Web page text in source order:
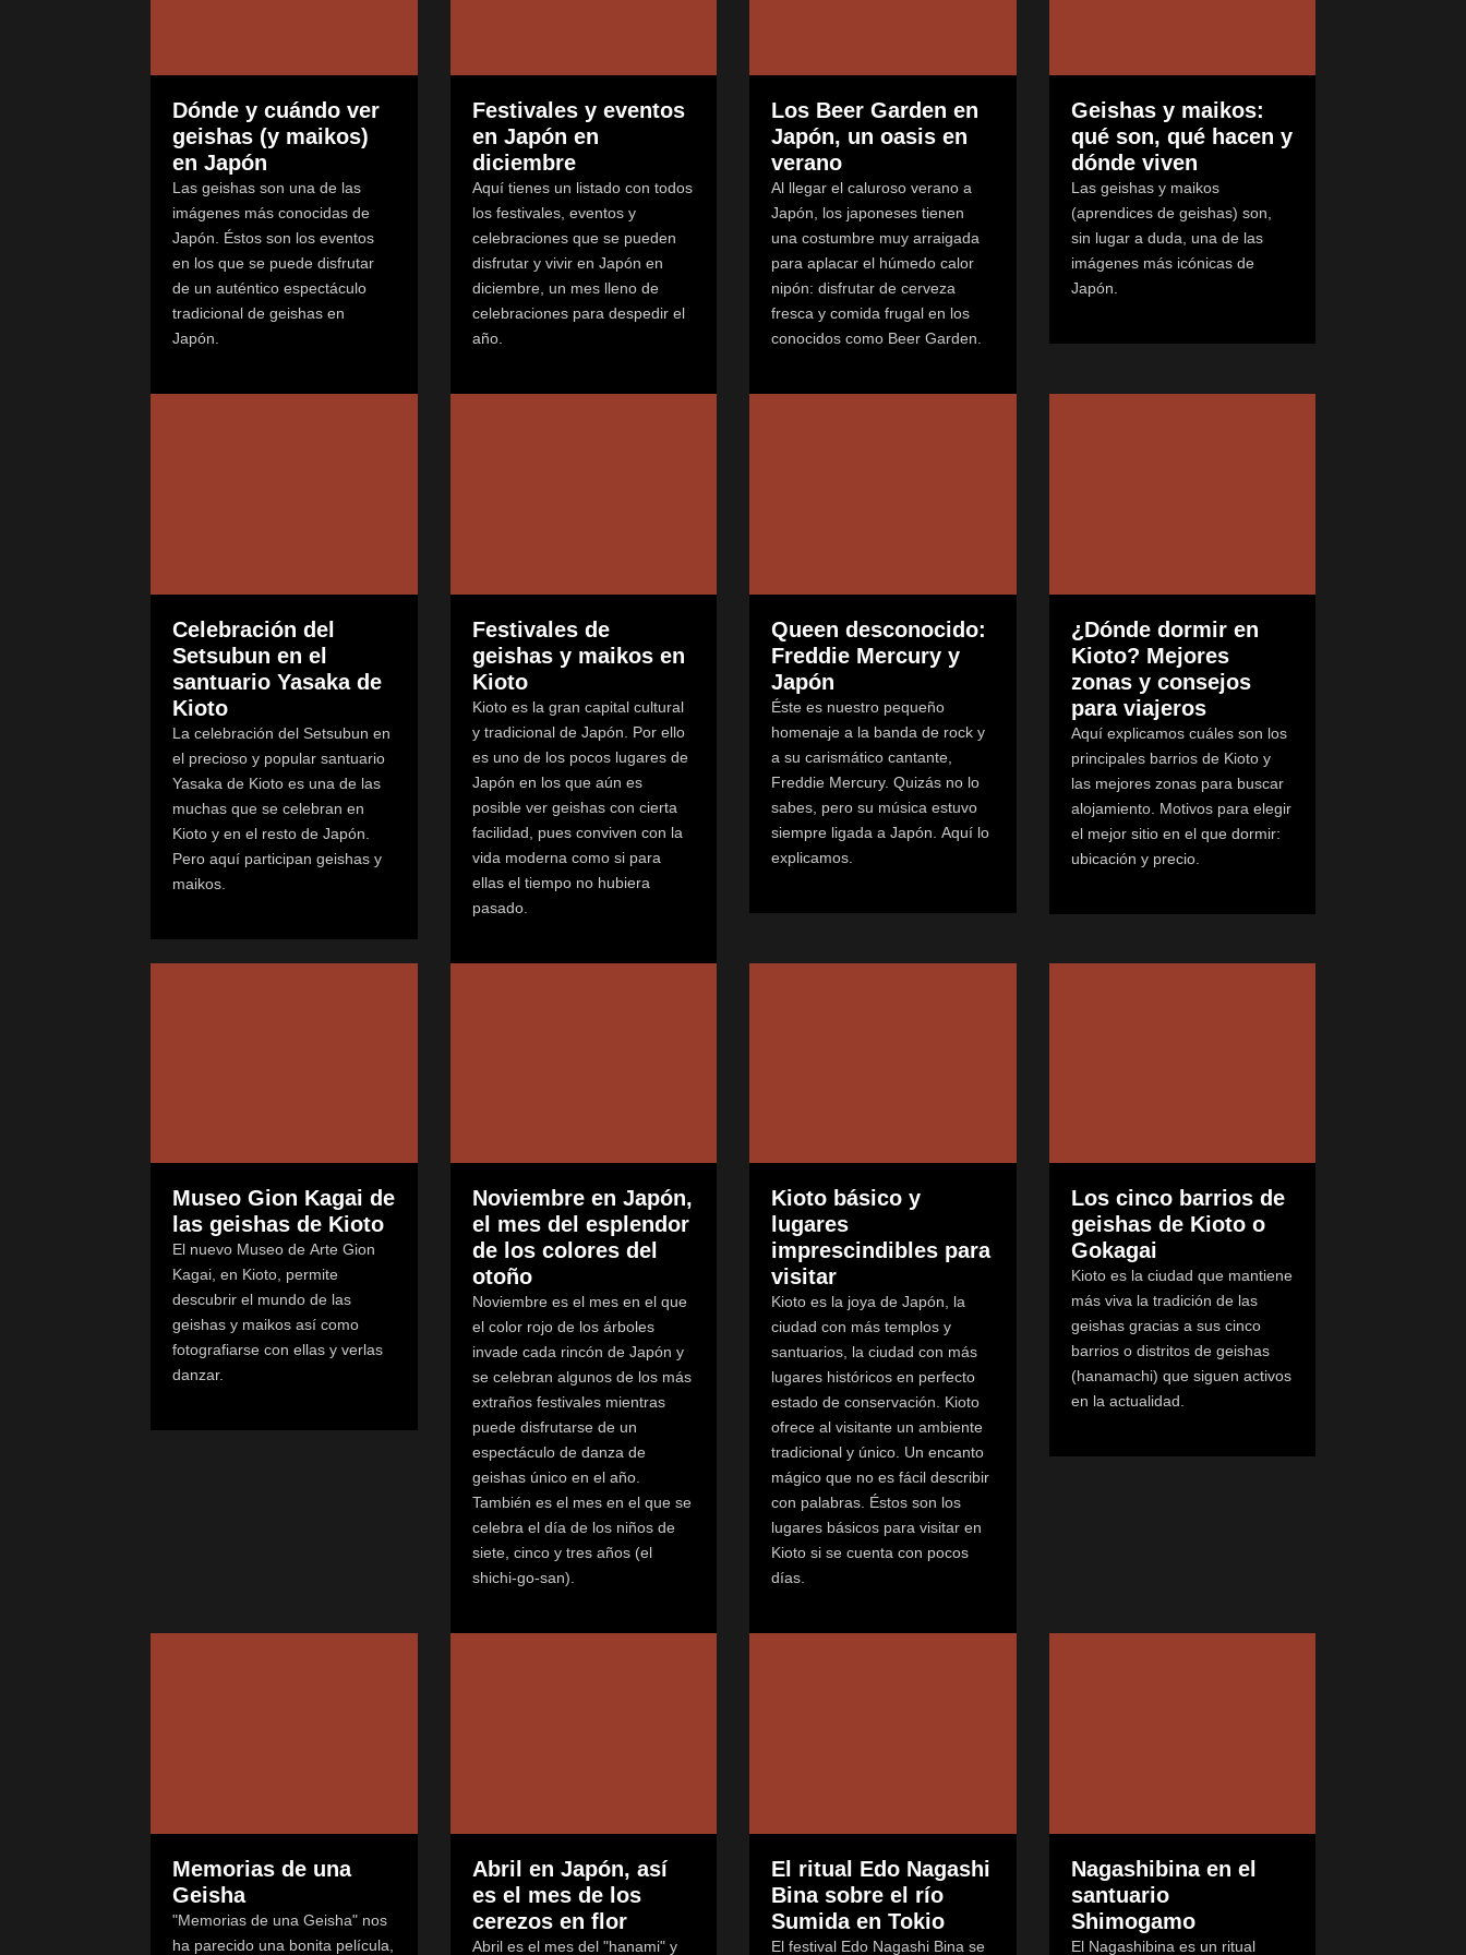
Dónde y cuándo ver
geishas (y maikos)
en Japón
Las geishas son una de las
imágenes más conocidas de
Japón. Éstos son los eventos
en los que se puede disfrutar
de un auténtico espectáculo
tradicional de geishas en
Japón.
Festivales y eventos
en Japón en
diciembre
Aquí tienes un listado con todos
los festivales, eventos y
celebraciones que se pueden
disfrutar y vivir en Japón en
diciembre, un mes lleno de
celebraciones para despedir el
año.
Los Beer Garden en
Japón, un oasis en
verano
Al llegar el caluroso verano a
Japón, los japoneses tienen
una costumbre muy arraigada
para aplacar el húmedo calor
nipón: disfrutar de cerveza
fresca y comida frugal en los
conocidos como Beer Garden.
Geishas y maikos:
qué son, qué hacen y
dónde viven
Las geishas y maikos
(aprendices de geishas) son,
sin lugar a duda, una de las
imágenes más icónicas de
Japón.
Celebración del
Setsubun en el
santuario Yasaka de
Kioto
La celebración del Setsubun en
el precioso y popular santuario
Yasaka de Kioto es una de las
muchas que se celebran en
Kioto y en el resto de Japón.
Pero aquí participan geishas y
maikos.
Festivales de
geishas y maikos en
Kioto
Kioto es la gran capital cultural
y tradicional de Japón. Por ello
es uno de los pocos lugares de
Japón en los que aún es
posible ver geishas con cierta
facilidad, pues conviven con la
vida moderna como si para
ellas el tiempo no hubiera
pasado.
Queen desconocido:
Freddie Mercury y
Japón
Éste es nuestro pequeño
homenaje a la banda de rock y
a su carismático cantante,
Freddie Mercury. Quizás no lo
sabes, pero su música estuvo
siempre ligada a Japón. Aquí lo
explicamos.
¿Dónde dormir en
Kioto? Mejores
zonas y consejos
para viajeros
Aquí explicamos cuáles son los
principales barrios de Kioto y
las mejores zonas para buscar
alojamiento. Motivos para elegir
el mejor sitio en el que dormir:
ubicación y precio.
Museo Gion Kagai de
las geishas de Kioto
El nuevo Museo de Arte Gion
Kagai, en Kioto, permite
descubrir el mundo de las
geishas y maikos así como
fotografiarse con ellas y verlas
danzar.
Noviembre en Japón,
el mes del esplendor
de los colores del
otoño
Noviembre es el mes en el que
el color rojo de los árboles
invade cada rincón de Japón y
se celebran algunos de los más
extraños festivales mientras
puede disfrutarse de un
espectáculo de danza de
geishas único en el año.
También es el mes en el que se
celebra el día de los niños de
siete, cinco y tres años (el
shichi-go-san).
Kioto básico y
lugares
imprescindibles para
visitar
Kioto es la joya de Japón, la
ciudad con más templos y
santuarios, la ciudad con más
lugares históricos en perfecto
estado de conservación. Kioto
ofrece al visitante un ambiente
tradicional y único. Un encanto
mágico que no es fácil describir
con palabras. Éstos son los
lugares básicos para visitar en
Kioto si se cuenta con pocos
días.
Los cinco barrios de
geishas de Kioto o
Gokagai
Kioto es la ciudad que mantiene
más viva la tradición de las
geishas gracias a sus cinco
barrios o distritos de geishas
(hanamachi) que siguen activos
en la actualidad.
Memorias de una
Geisha
"Memorias de una Geisha" nos
ha parecido una bonita película,
Abril en Japón, así
es el mes de los
cerezos en flor
Abril es el mes del "hanami" y
El ritual Edo Nagashi
Bina sobre el río
Sumida en Tokio
El festival Edo Nagashi Bina se
Nagashibina en el
santuario
Shimogamo
El Nagashibina es un ritual